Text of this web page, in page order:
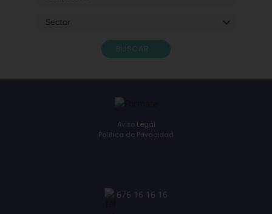
BUSCAR
Aviso Legal
Política de Privacidad
676 16 16 16